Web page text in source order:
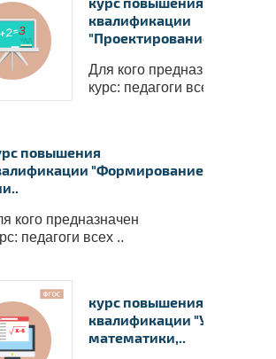
квалификации
"Проектирование с..
Для кого предназначен
курс: педагоги всех ..
повышения
"Формирование
кого предназначен
педагоги всех ..
курс повышения
квалификации "Урок
математики,..